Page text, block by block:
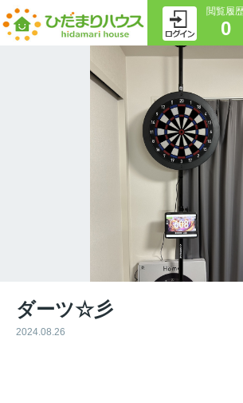
閲覧履
0
ダーツ☆彡
2024.08.26